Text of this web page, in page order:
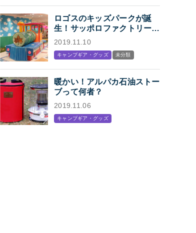
ットまとめ【Mens】
ロゴスのキッズパークが誕
生！サッポロファクトリー内
「KIDS STATION
プン
2019.11.10
キャンプギア・グッズ 未分類
暖かい！アルパカ石油ストー
ブって何者？
2019.11.06
キャンプギア・グッズ